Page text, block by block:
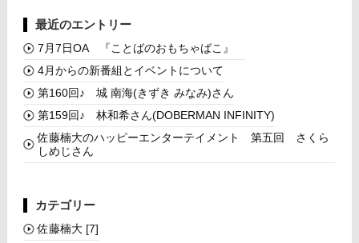
最近のエントリー
7月7日OA 『ことばのおもちゃばこ』
4月からの新番組とイベントについて
第160回♪ 城 南海(きずき みなみ)さん
第159回♪ 林和希さん(DOBERMAN INFINITY)
佐藤楠大のハッピーエンターテイメント 第五回 さくら
しめじさん
カテゴリー
佐藤楠大 [7]